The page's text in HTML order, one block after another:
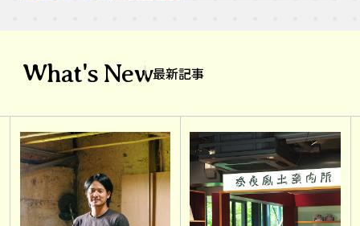
What's New最新記事